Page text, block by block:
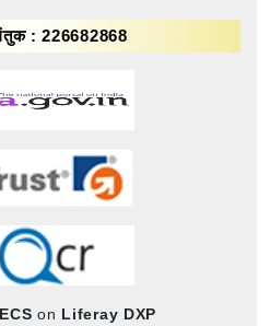
: 226682868
on Liferay DXP